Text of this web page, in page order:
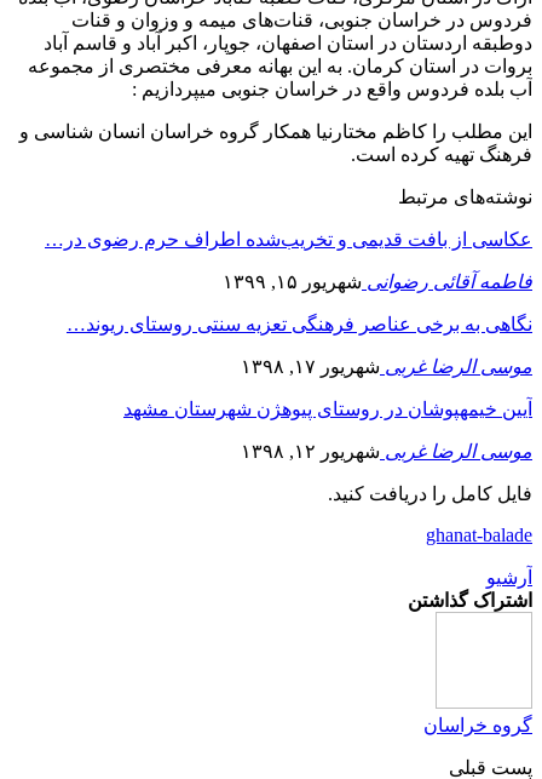
فردوس در خراسان جنوبی، قنات‌های میمه و وزوان و قنات
دوطبقه اردستان در استان اصفهان، جوپار، اکبر آباد و قاسم آباد
بروات در استان کرمان. به این بهانه معرفی مختصری از مجموعه
آب بلده فردوس واقع در خراسان جنوبی می‎پردازیم :
این مطلب را کاظم مختارنیا همکار گروه خراسان انسان شناسی و
فرهنگ تهیه کرده است.
نوشته‌های مرتبط
عکاسی از بافت قدیمی و تخریب‌شده اطراف حرم رضوی در…
فاطمه آقائی رضوانی شهریور ۱۵, ۱۳۹۹
نگاهی به برخی عناصر فرهنگی تعزیه سنتی روستای ریوند…
موسی الرضا غربی شهریور ۱۷, ۱۳۹۸
آیین خیمه‎پوشان در روستای پیوه‎ژن شهرستان مشهد
موسی الرضا غربی شهریور ۱۲, ۱۳۹۸
فایل کامل را دریافت کنید.
ghanat-balade
آرشیو
اشتراک گذاشتن
گروه خراسان
پست قبلی